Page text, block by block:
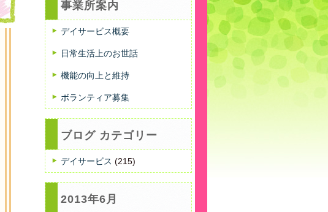
事業所案内
デイサービス概要
日常生活上のお世話
機能の向上と維持
ボランティア募集
ブログ カテゴリー
デイサービス (215)
2013年6月